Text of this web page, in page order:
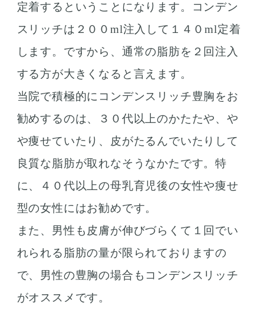
定着するということになります。コンデン
スリッチは２００ml注入して１４０ml定着
します。ですから、通常の脂肪を２回注入
する方が大きくなると言えます。
当院で積極的にコンデンスリッチ豊胸をお
勧めするのは、３０代以上のかたたや、や
や痩せていたり、皮がたるんでいたりして
良質な脂肪が取れなそうなかたです。特
に、４０代以上の母乳育児後の女性や痩せ
型の女性にはお勧めです。
また、男性も皮膚が伸びづらくて１回でい
れられる脂肪の量が限られておりますの
で、男性の豊胸の場合もコンデンスリッチ
がオススメです。